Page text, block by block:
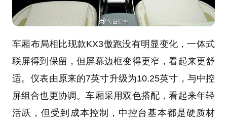
车厢布局相比现款KX3傲跑没有明显变化，一体式
联屏得到保留，但屏幕边框变得更窄，看起来更舒
适。仪表由原来的7英寸升级为10.25英寸，与中控
屏组合也更协调。车厢采用双色搭配，看起来年轻
活跃，但受到成本控制，中控台基本都是硬质材